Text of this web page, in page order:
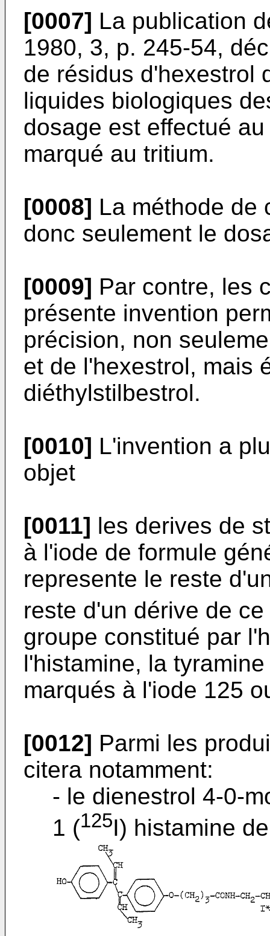
[0007] La publication
1980, 3, p. 245-54,
de résidus d'hexestrol
liquides biologiques
dosage est effectué
marqué au tritium.
[0008] La méthode de
donc seulement le
[0009] Par contre, les
présente invention
précision, non
et de l'hexestrol, mais
diéthylstilbestrol.
[0010] L'invention a
objet
[0011] les derives de
à l'iode de formule
represente le reste
reste d'un dérive de
groupe constitué par
l'histamine, la
marqués à l'iode 125
[0012] Parmi les
citera notamment:
- le dienestrol 4-0-
1 (125I) histamine